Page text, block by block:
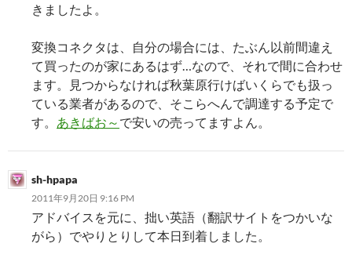
きましたよ。
変換コネクタは、自分の場合には、たぶん以前間違え
て買ったのが家にあるはず…なので、それで間に合わせ
ます。見つからなければ秋葉原行けばいくらでも扱っ
ている業者があるので、そこらへんで調達する予定で
す。 あきばお～ で安いの売ってますよん。
sh-hpapa
2011年9月20日 9:16 PM
アドバイスを元に、拙い英語（翻訳サイトをつかいな
がら）でやりとりして本日到着しました。